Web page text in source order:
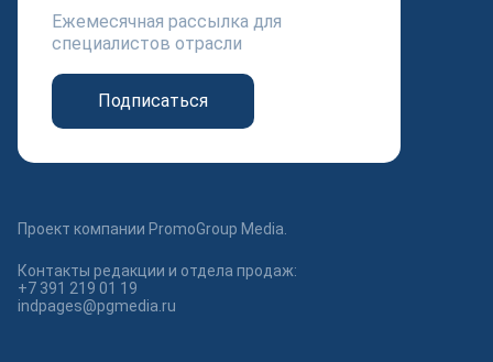
Ежемесячная рассылка для
специалистов отрасли
Подписаться
Проект компании PromoGroup Media.
Контакты редакции и отдела продаж:
+7 391 219 01 19
indpages@pgmedia.ru